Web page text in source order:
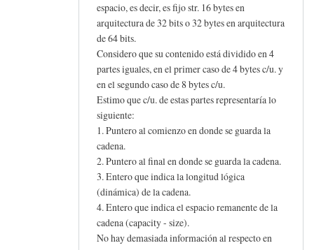
espacio, es decir, es fijo str. 16 bytes en
arquitectura de 32 bits o 32 bytes en arquitectura
de 64 bits.
Considero que su contenido está dividido en 4
partes iguales, en el primer caso de 4 bytes c/u. y
en el segundo caso de 8 bytes c/u.
Estimo que c/u. de estas partes representaría lo
siguiente:
1. Puntero al comienzo en donde se guarda la
cadena.
2. Puntero al final en donde se guarda la cadena.
3. Entero que indica la longitud lógica
(dinámica) de la cadena.
4. Entero que indica el espacio remanente de la
cadena (capacity - size).
No hay demasiada información al respecto en